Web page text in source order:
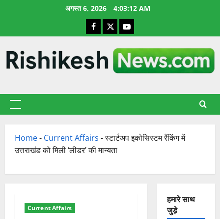
अगस्त 6, 2026 4:03:13 AM
Facebook
X YouTube
प्राथमिक
Home- Current Affairs -स्टार्टअप इकोसिस्टम रैंकिंग में
उत्तराखंड को मिली ‘लीडर’ की मान्यता
Current Affairs
हमारे साथ
जुड़े